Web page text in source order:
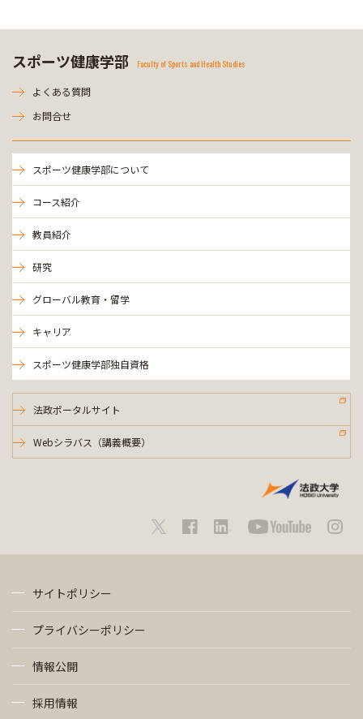
スポーツ健康学部 Faculty of Sports and Health Studies
よくある質問
お問合せ
スポーツ健康学部について
コース紹介
教員紹介
研究
グローバル教育・留学
キャリア
スポーツ健康学部独自資格
法政ポータルサイト
Webシラバス（講義概要）
サイトポリシー
プライバシーポリシー
情報公開
採用情報